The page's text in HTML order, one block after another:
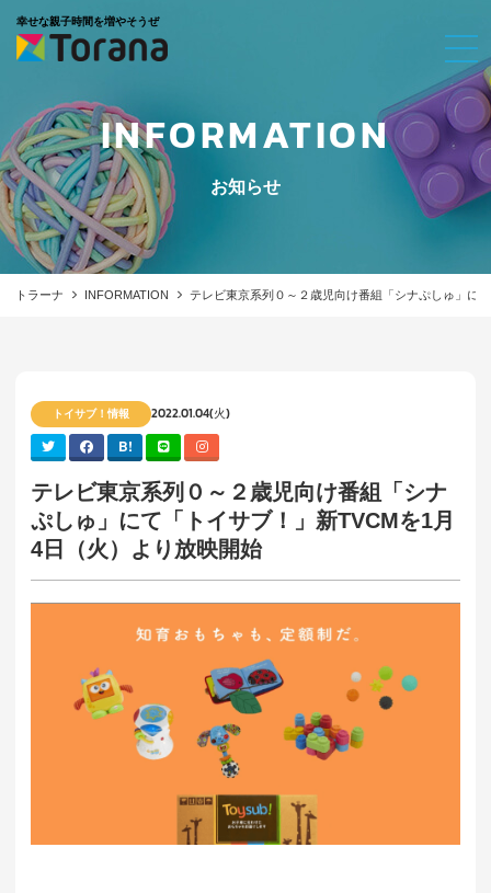
幸せな親子時間を増やそうぜ
INFORMATION
お知らせ
トラーナ INFORMATION テレビ東京系列０～２歳児向け番組「シナぷしゅ」に
トイサブ！情報 2022.01.04(火)
B!
テレビ東京系列０～２歳児向け番組「シナ
ぷしゅ」にて「トイサブ！」新TVCMを1月
4日（火）より放映開始